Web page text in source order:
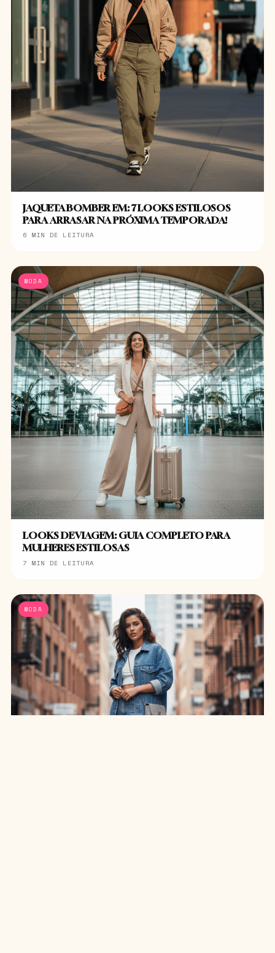
JAQUETA BOMBER EM: 7 LOOKS ESTILOSOS
PARA ARRASAR NA PRÓXIMA TEMPORADA!
6 MIN DE LEITURA
MODA
LOOKS DE VIAGEM: GUIA COMPLETO PARA
MULHERES ESTILOSAS
7 MIN DE LEITURA
MODA